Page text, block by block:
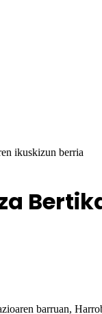
ikuskizun berria
barruan,